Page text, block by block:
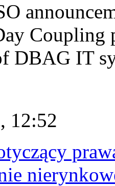
Coupling
DBAG IT
12:52